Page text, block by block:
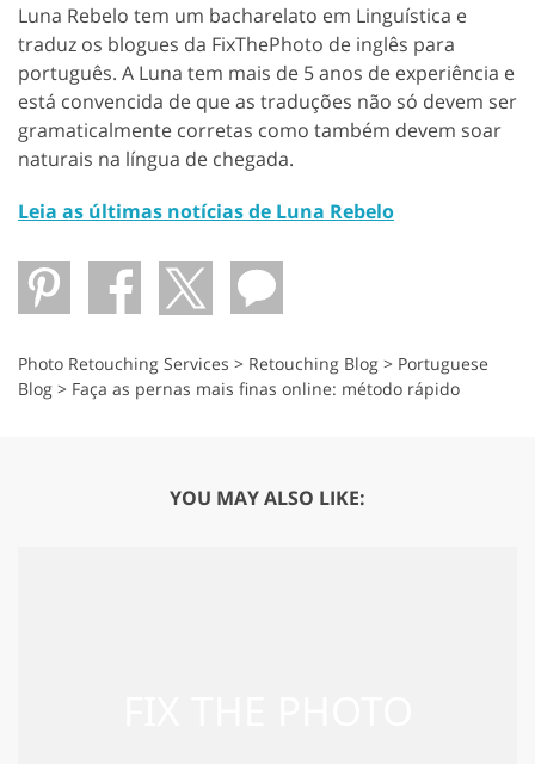
Luna Rebelo tem um bacharelato em Linguística e
traduz os blogues da FixThePhoto de inglês para
português. A Luna tem mais de 5 anos de experiência e
está convencida de que as traduções não só devem ser
gramaticalmente corretas como também devem soar
naturais na língua de chegada.
Leia as últimas notícias de Luna Rebelo
Photo Retouching Services > Retouching Blog > Portuguese
Blog > Faça as pernas mais finas online: método rápido
YOU MAY ALSO LIKE: